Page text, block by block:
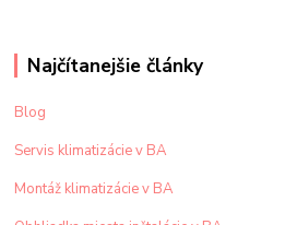
Najčítanejšie články
Blog
Servis klimatizácie v BA
Montáž klimatizácie v BA